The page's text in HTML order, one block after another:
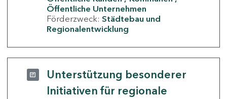
Öffentliche Unternehmen
Förderzweck: Städtebau und
Regionalentwicklung
Unterstützung besonderer
Initiativen für regionale